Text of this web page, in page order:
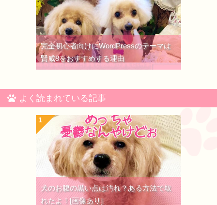
完全初心者向けにWordPressのテーマは
賢威8をおすすめする理由
よく読まれている記事
犬のお腹の黒い点は汚れ？ある方法で取
れたよ！[画像あり]